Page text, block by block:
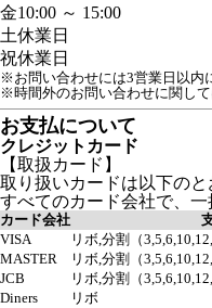
金10:00 ～ 15:00
土休業日
祝休業日
※お問い合わせには3営業日以内
※時間外のお問い合わせに関して
お支払について
クレジットカード
【取扱カード】
取り扱いカードは以下のと
すべてのカード会社で、一
カード会社
VISA
リボ,分割（
MASTER
リボ,分割（
JCB
リボ,分割（
Diners
リボ